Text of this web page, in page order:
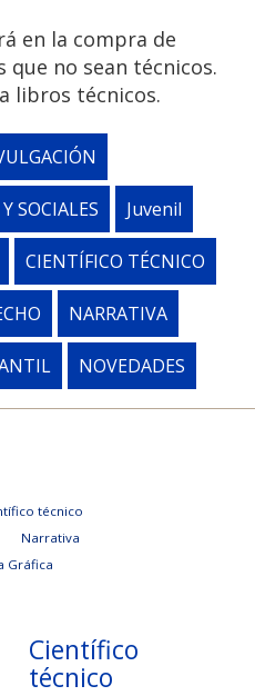
en la compra de
que no sean técnicos.
libros técnicos.
SOCIALES Juvenil
CIENTÍFICO TÉCNICO
NARRATIVA
NOVEDADES
técnico
Narrativa
Gráfica
Científico
técnico